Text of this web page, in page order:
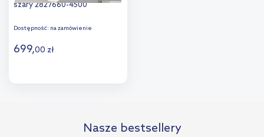
szary 2827660-4500
Dostępność: na zamówienie
699,00 zł
porównaniaNasze bestsellery